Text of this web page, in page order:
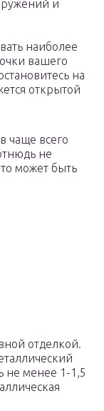
и
наиболее
вашего
на
открытой
чаще всего
не
может быть
отделкой.
не менее 1-1,5